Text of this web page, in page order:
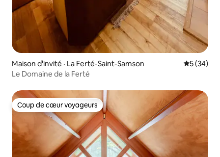
Maison d'invité · La Ferté-Saint-Samson Note
5 (34)
Le Domaine de la Ferté
Coup de cœur voyageurs
Coup de cœur voyageurs